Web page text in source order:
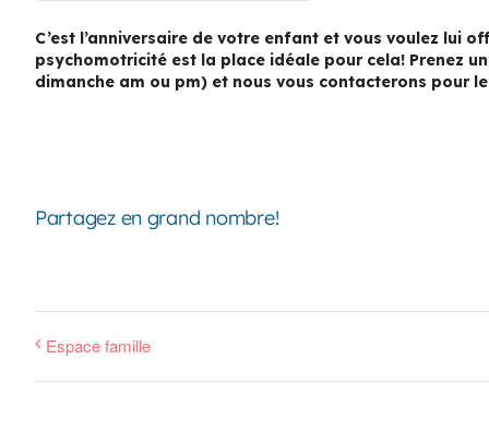
C’est l’anniversaire de votre enfant et vous voulez lui
psychomotricité est la place idéale pour cela! Prenez
dimanche am ou pm) et nous vous contacterons pour
Partagez en grand nombre!
Espace famille